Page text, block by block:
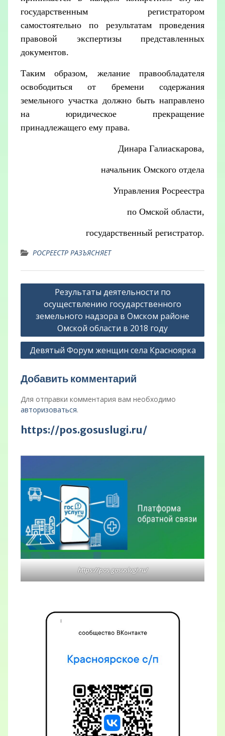
государственным регистратором
самостоятельно по результатам проведения
правовой экспертизы представленных
документов.
Таким образом, желание правообладателя
освободиться от бремени содержания
земельного участка должно быть направлено
на юридическое прекращение
принадлежащего ему права.
Динара Галиаскарова,
начальник Омского отдела
Управления Росреестра
по Омской области,
государственный регистратор.
РОСРЕЕСТР РАЗЪЯСНЯЕТ
Навигация
записям
Результаты деятельности по
осуществлению государственного
земельного надзора в Омском районе
Омской области в 2018 году
Девятый Форум женщин села Красноярка
Добавить комментарий
Для отправки комментария вам необходимо
авторизоваться.
https://pos.gosuslugi.ru/
https://pos.gosuslugi.ru/